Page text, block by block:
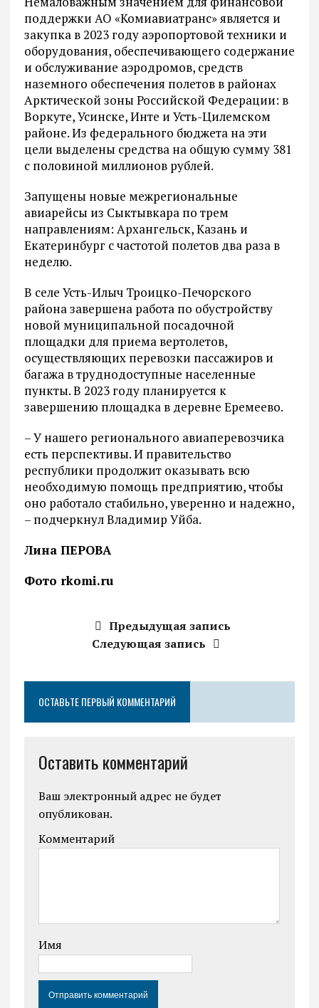
поддержки АО «Комиавиатранс» является и
закупка в 2023 году аэропортовой техники и
оборудования, обеспечивающего содержание
и обслуживание аэродромов, средств
наземного обеспечения полетов в районах
Арктической зоны Российской Федерации: в
Воркуте, Усинске, Инте и Усть-Цилемском
районе. Из федерального бюджета на эти
цели выделены средства на общую сумму 381
с половиной миллионов рублей.
Запущены новые межрегиональные
авиарейсы из Сыктывкара по трем
направлениям: Архангельск, Казань и
Екатеринбург с частотой полетов два раза в
неделю.
В селе Усть-Илыч Троицко-Печорского
района завершена работа по обустройству
новой муниципальной посадочной
площадки для приема вертолетов,
осуществляющих перевозки пассажиров и
багажа в труднодоступные населенные
пункты. В 2023 году планируется к
завершению площадка в деревне Еремеево.
– У нашего регионального авиаперевозчика
есть перспективы. И правительство
республики продолжит оказывать всю
необходимую помощь предприятию, чтобы
оно работало стабильно, уверенно и надежно,
– подчеркнул Владимир Уйба.
Лина ПЕРОВА
Фото rkomi.ru
Предыдущая запись
Следующая запись
ОСТАВЬТЕ ПЕРВЫЙ КОММЕНТАРИЙ
Оставить комментарий
Ваш электронный адрес не будет
опубликован.
Комментарий
Имя